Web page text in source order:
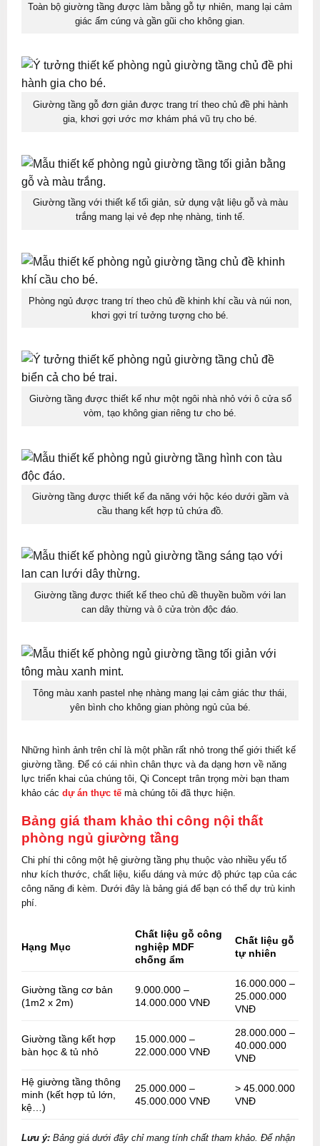
Toàn bộ giường tầng được làm bằng gỗ tự nhiên, mang lại cảm
giác ấm cúng và gần gũi cho không gian.
Giường tầng gỗ đơn giản được trang trí theo chủ đề phi hành
gia, khơi gợi ước mơ khám phá vũ trụ cho bé.
Giường tầng với thiết kế tối giản, sử dụng vật liệu gỗ và màu
trắng mang lại vẻ đẹp nhẹ nhàng, tinh tế.
Phòng ngủ được trang trí theo chủ đề khinh khí cầu và núi non,
khơi gợi trí tưởng tượng cho bé.
Giường tầng được thiết kế như một ngôi nhà nhỏ với ô cửa sổ
vòm, tạo không gian riêng tư cho bé.
Giường tầng được thiết kế đa năng với hộc kéo dưới gầm và
cầu thang kết hợp tủ chứa đồ.
Giường tầng được thiết kế theo chủ đề thuyền buồm với lan
can dây thừng và ô cửa tròn độc đáo.
Tông màu xanh pastel nhẹ nhàng mang lại cảm giác thư thái,
yên bình cho không gian phòng ngủ của bé.
Những hình ảnh trên chỉ là một phần rất nhỏ trong thế giới thiết kế
giường tầng. Để có cái nhìn chân thực và đa dạng hơn về năng
lực triển khai của chúng tôi, Qi Concept trân trọng mời bạn tham
khảo các dự án thực tế mà chúng tôi đã thực hiện.
Bảng giá tham khảo thi công nội thất
phòng ngủ giường tầng
Chi phí thi công một hệ giường tầng phụ thuộc vào nhiều yếu tố
như kích thước, chất liệu, kiểu dáng và mức độ phức tạp của các
công năng đi kèm. Dưới đây là bảng giá để bạn có thể dự trù kinh
phí.
Hạng Mục
Chất liệu gỗ công
nghiệp MDF
chống ẩm
Chất liệu gỗ
tự nhiên
Giường tầng cơ bản
(1m2 x 2m)
9.000.000 –
14.000.000 VNĐ
16.000.000 –
25.000.000
VNĐ
Giường tầng kết hợp
bàn học & tủ nhỏ
15.000.000 –
22.000.000 VNĐ
28.000.000 –
40.000.000
VNĐ
Hệ giường tầng thông
minh (kết hợp tủ lớn,
kệ…)
25.000.000 –
45.000.000 VNĐ
> 45.000.000
VNĐ
Lưu ý: Bảng giá dưới đây chỉ mang tính chất tham khảo. Để nhận